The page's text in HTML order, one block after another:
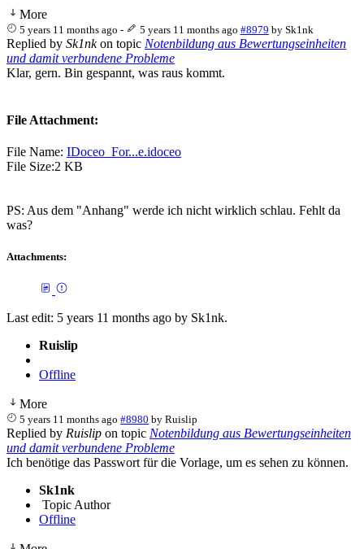
More
5 years 11 months ago - 5 years 11 months ago #8979 by Sk1nk
Replied by Sk1nkon topic Notenbildung aus Bewertungseinheiten
und damit verbundene Probleme
Klar, gern. Bin gespannt, was raus kommt.
File Attachment:
File Name: IDoceo_For...e.idoceo
File Size:2 KB
PS: Aus dem "Anhang" werde ich nicht wirklich schlau. Fehlt da
was?
Attachments:
Last edit: 5 years 11 months ago by Sk1nk.
Ruislip
Offline
More
5 years 11 months ago #8980 byRuislip
Replied by Ruislip on topic Notenbildung aus Bewertungseinheiten
und damit verbundene Probleme
Ich benötige das Passwort für die Vorlage, um es sehen zu können.
Sk1nk
Topic Author
Offline